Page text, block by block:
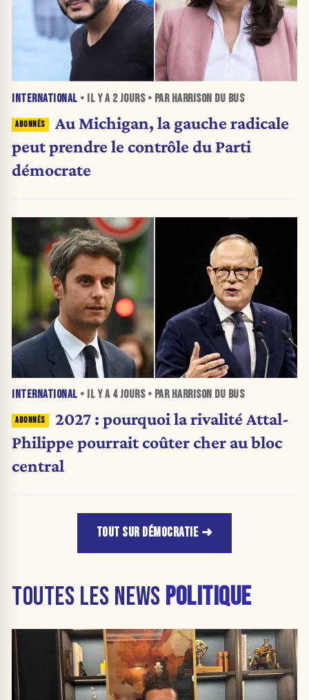
INTERNATIONAL • IL Y A 2 JOURS• PAR HARRISON DU BUS
Au Michigan, la gauche radicale
peut prendre le contrôle du Parti
démocrate
INTERNATIONAL • IL Y A 4 JOURS• PAR HARRISON DU BUS
2027 : pourquoi la rivalité Attal-
Philippe pourrait coûter cher au bloc
central
TOUT SUR DÉMOCRATIE
TOUTES LES NEWS POLITIQUE